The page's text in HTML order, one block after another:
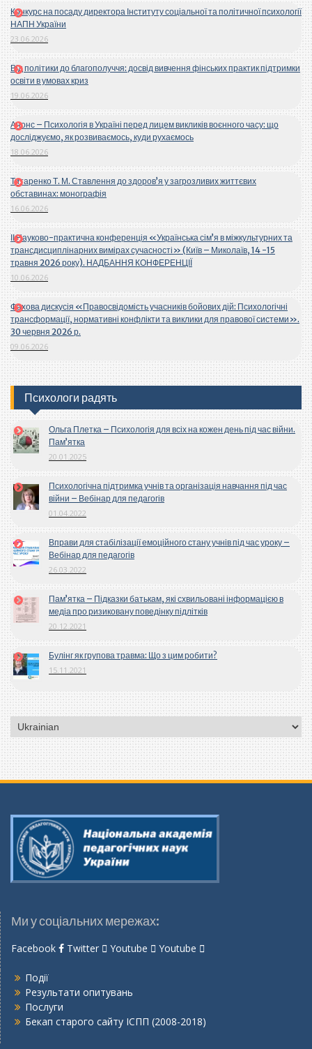
Конкурс на посаду директора Інституту соціальної та політичної психології
НАПН України
23.06.2026
Від політики до благополуччя: досвід вивчення фінських практик підтримки
освіти в умовах криз
19.06.2026
Анонс – Психологія в Україні перед лицем викликів воєнного часу: що
досліджуємо, як розвиваємось, куди рухаємось
18.06.2026
Титаренко Т. М. Ставлення до здоров’я у загрозливих життєвих
обставинах: монографія
16.06.2026
ІІ Науково-практична конференція «Українська сім’я в міжкультурних та
трансдисциплінарних вимірах сучасності» (Київ – Миколаїв, 14 -15
травня 2026 року). НАДБАННЯ КОНФЕРЕНЦІЇ
10.06.2026
Фахова дискусія «Правосвідомість учасників бойових дій: Психологічні
трансформації, нормативні конфлікти та виклики для правової системи».
30 червня 2026 р.
09.06.2026
Психологи радять
Ольга Плетка – Психологія для всіх на кожен день під час війни.
Пам’ятка
20.01.2025
Психологічна підтримка учнів та організація навчання під час
війни – Вебінар для педагогів
01.04.2022
Вправи для стабілізації емоційного стану учнів під час уроку –
Вебінар для педагогів
26.03.2022
Пам’ятка – Підказки батькам, які схвильовані інформацією в
медіа про ризиковану поведінку підлітків
20.12.2021
Булінг як групова травма: Що з цим робити?
15.11.2021
Вибрати
мову
Ми у соціальних мережах:
Facebook Twitter Youtube Youtube
Події
Результати опитувань
Послуги
Бекап старого сайту ІСПП (2008-2018)